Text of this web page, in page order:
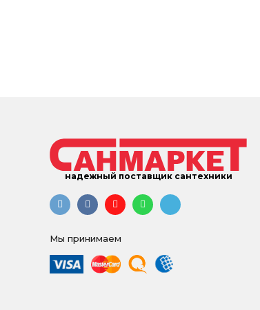
надежный поставщик сантехники
Мы принимаем